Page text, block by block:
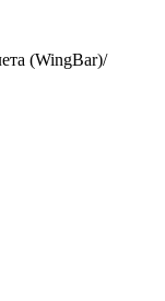
(WingBar)/